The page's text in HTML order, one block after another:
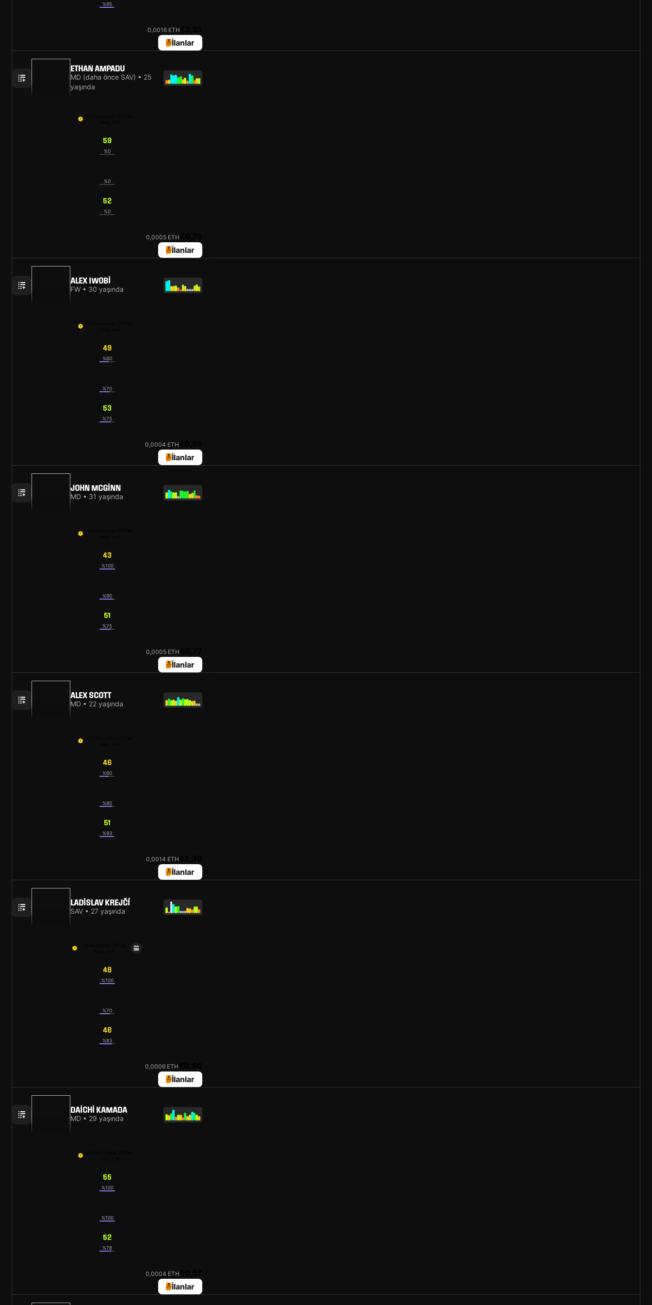
%95
0,0016 ETH
İlanlar
ETHAN AMPADU
MD (daha önce SAV) • 25
yaşında
59
%0
%0
52
%0
0,0005 ETH
İlanlar
ALEX IWOBI
FW • 30 yaşında
49
%60
%70
53
%75
0,0004 ETH
İlanlar
JOHN MCGINN
MD • 31 yaşında
43
%100
%90
51
%75
0,0005 ETH
İlanlar
ALEX SCOTT
MD • 22 yaşında
46
%60
%80
51
%93
0,0014 ETH
İlanlar
LADISLAV KREJČÍ
SAV • 27 yaşında
48
%100
%70
46
%83
0,0006 ETH
İlanlar
DAICHI KAMADA
MD • 29 yaşında
55
%100
%100
52
%78
0,0004 ETH
İlanlar